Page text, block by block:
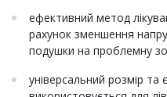
ефективний метод
рахунок зменшення
подушки на проблемну
універсальний розмір та